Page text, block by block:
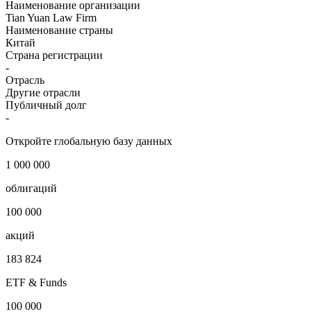
Tian Yuan Law Firm
Наименование организации
Наименование страны
Китай
Страна регистрации
Другие отрасли
-
Откройте глобальную базу данных
1 000 000
облигаций
100 000
акций
183 824